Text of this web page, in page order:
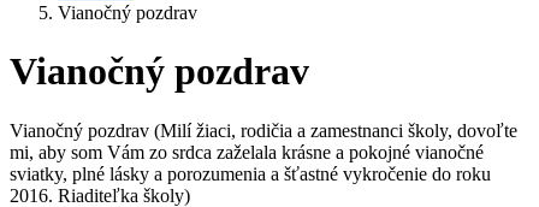
Vianočný pozdrav
Vianočný pozdrav
Vianočný pozdrav (Milí žiaci, rodičia a zamestnanci školy, dovoľte
mi, aby som Vám zo srdca zaželala krásne a pokojné vianočné
sviatky, plné lásky a porozumenia a šťastné vykročenie do roku
2016. Riaditeľka školy)